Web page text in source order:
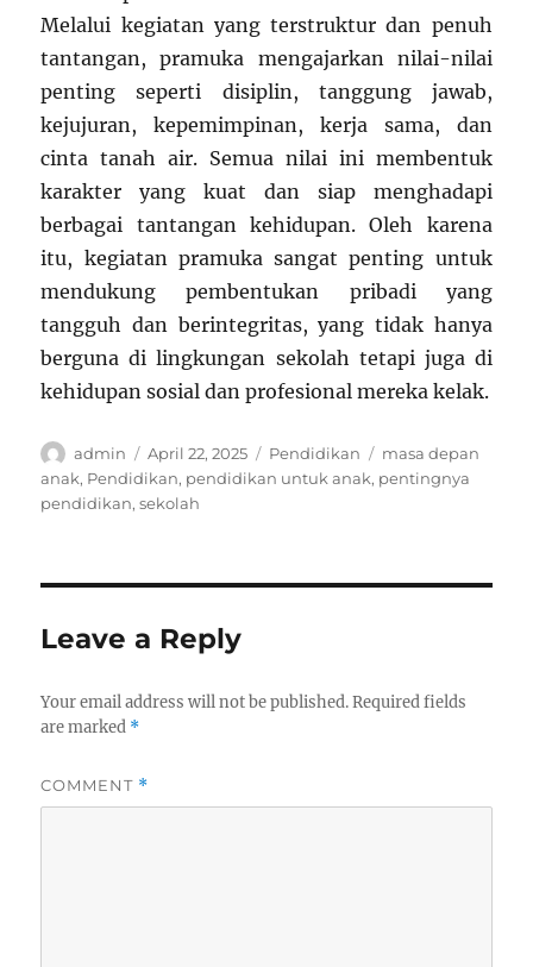
Melalui kegiatan yang terstruktur dan penuh
tantangan, pramuka mengajarkan nilai-nilai
penting seperti disiplin, tanggung jawab,
kejujuran, kepemimpinan, kerja sama, dan
cinta tanah air. Semua nilai ini membentuk
karakter yang kuat dan siap menghadapi
berbagai tantangan kehidupan. Oleh karena
itu, kegiatan pramuka sangat penting untuk
mendukung pembentukan pribadi yang
tangguh dan berintegritas, yang tidak hanya
berguna di lingkungan sekolah tetapi juga di
kehidupan sosial dan profesional mereka kelak.
Author
admin
Posted
on
April 22, 2025 Categories
Pendidikan Tags
masa depan
anak, Pendidikan, pendidikan untuk anak, pentingnya
pendidikan,sekolah
Leave a Reply
Your email address will not be published. Required fields
are marked *
COMMENT *